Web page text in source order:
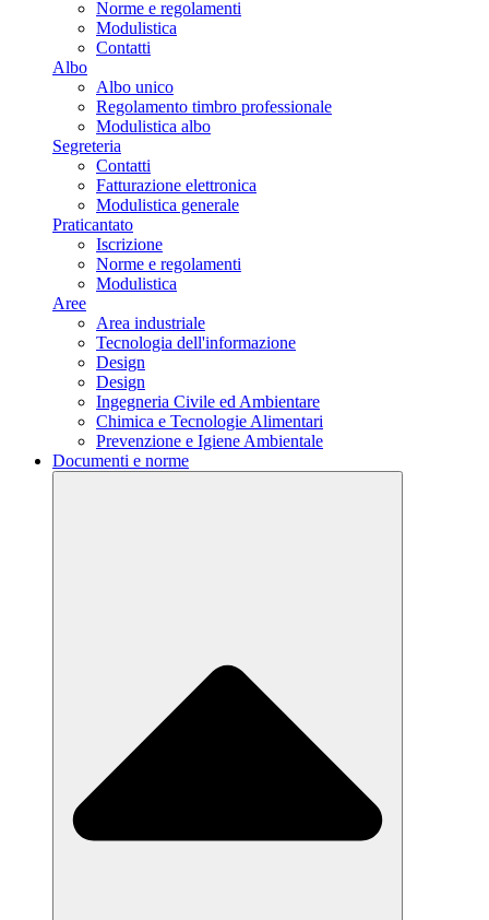
Norme e regolamenti
Modulistica
Contatti
Albo
Albo unico
Regolamento timbro professionale
Modulistica albo
Segreteria
Contatti
Fatturazione elettronica
Modulistica generale
Praticantato
Iscrizione
Norme e regolamenti
Modulistica
Aree
Area industriale
Tecnologia dell'informazione
Design
Design
Ingegneria Civile ed Ambientare
Chimica e Tecnologie Alimentari
Prevenzione e Igiene Ambientale
Documenti e norme